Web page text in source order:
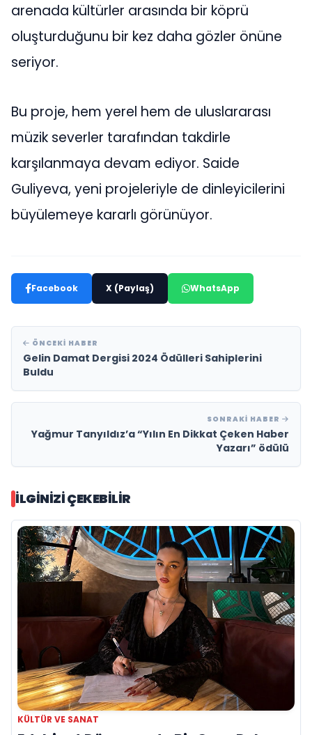
arenada kültürler arasında bir köprü
oluşturduğunu bir kez daha gözler önüne
seriyor.
Bu proje, hem yerel hem de uluslararası
müzik severler tarafından takdirle
karşılanmaya devam ediyor. Saide
Guliyeva, yeni projeleriyle de dinleyicilerini
büyülemeye kararlı görünüyor.
Facebook X (Paylaş) WhatsApp
ÖNCEKI HABER
Gelin Damat Dergisi 2024 Ödülleri Sahiplerini
Buldu
SONRAKI HABER
Yağmur Tanyıldız’a “Yılın En Dikkat Çeken Haber
Yazarı” ödülü
İLGINIZI ÇEKEBILIR
KÜLTÜR VE SANAT